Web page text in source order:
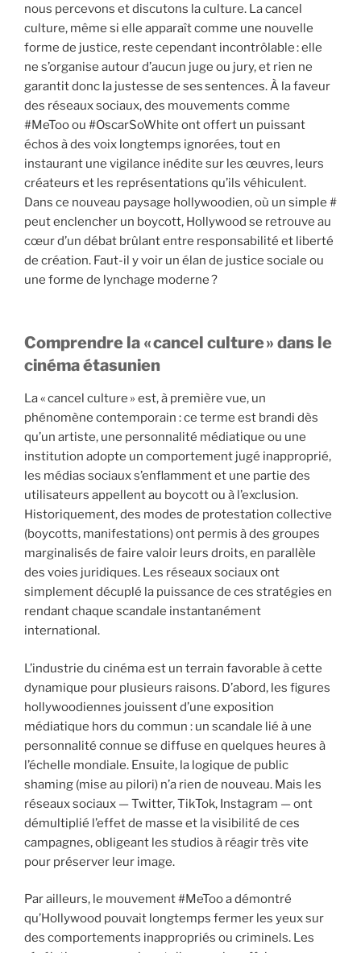
nous percevons et discutons la culture. La cancel
culture, même si elle apparaît comme une nouvelle
forme de justice, reste cependant incontrôlable : elle
ne s’organise autour d’aucun juge ou jury, et rien ne
garantit donc la justesse de ses sentences. À la faveur
des réseaux sociaux, des mouvements comme
#MeToo ou #OscarSoWhite ont offert un puissant
échos à des voix longtemps ignorées, tout en
instaurant une vigilance inédite sur les œuvres, leurs
créateurs et les représentations qu’ils véhiculent.
Dans ce nouveau paysage hollywoodien, où un simple #
peut enclencher un boycott, Hollywood se retrouve au
cœur d’un débat brûlant entre responsabilité et liberté
de création. Faut-il y voir un élan de justice sociale ou
une forme de lynchage moderne ?
Comprendre la « cancel culture » dans le
cinéma étasunien
La « cancel culture » est, à première vue, un
phénomène contemporain : ce terme est brandi dès
qu’un artiste, une personnalité médiatique ou une
institution adopte un comportement jugé inapproprié,
les médias sociaux s’enflamment et une partie des
utilisateurs appellent au boycott ou à l’exclusion.
Historiquement, des modes de protestation collective
(boycotts, manifestations) ont permis à des groupes
marginalisés de faire valoir leurs droits, en parallèle
des voies juridiques. Les réseaux sociaux ont
simplement décuplé la puissance de ces stratégies en
rendant chaque scandale instantanément
international.
L’industrie du cinéma est un terrain favorable à cette
dynamique pour plusieurs raisons. D’abord, les figures
hollywoodiennes jouissent d’une exposition
médiatique hors du commun : un scandale lié à une
personnalité connue se diffuse en quelques heures à
l’échelle mondiale. Ensuite, la logique de public
shaming (mise au pilori) n’a rien de nouveau. Mais les
réseaux sociaux — Twitter, TikTok, Instagram — ont
démultiplié l’effet de masse et la visibilité de ces
campagnes, obligeant les studios à réagir très vite
pour préserver leur image.
Par ailleurs, le mouvement #MeToo a démontré
qu’Hollywood pouvait longtemps fermer les yeux sur
des comportements inappropriés ou criminels. Les